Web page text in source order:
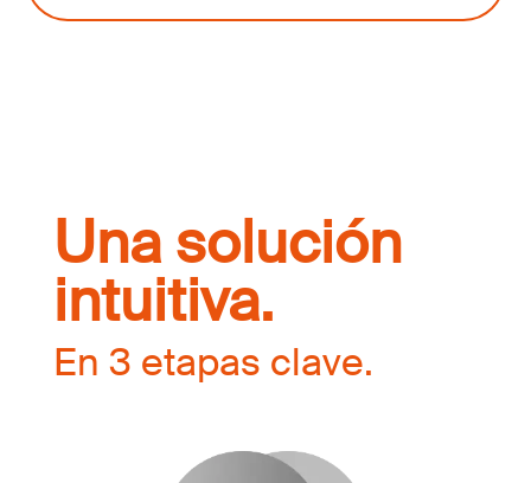
Una solución
intuitiva.
En 3 etapas clave.